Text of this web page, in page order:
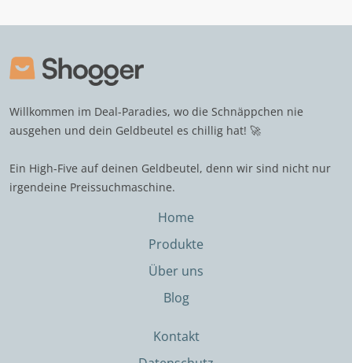
Willkommen im Deal-Paradies, wo die Schnäppchen nie
ausgehen und dein Geldbeutel es chillig hat! 🚀
Ein High-Five auf deinen Geldbeutel, denn wir sind nicht nur
irgendeine Preissuchmaschine.
Home
Produkte
Über uns
Blog
Kontakt